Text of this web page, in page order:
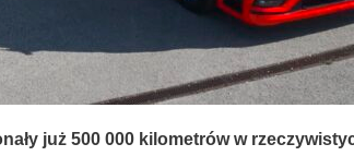
już 500 000 kilometrów w